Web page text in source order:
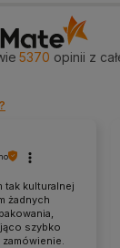
5370 opinii z
tak kulturalnej
żadnych
szybko